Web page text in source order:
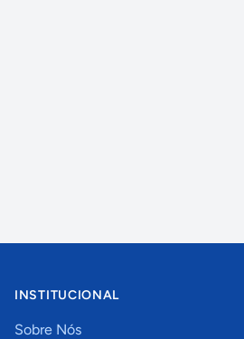
INSTITUCIONAL
Sobre Nós